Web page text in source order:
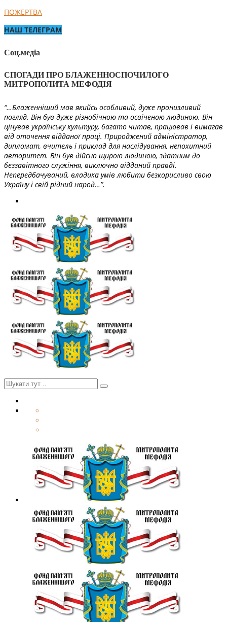
ПОЖЕРТВА
НАШ ТЕЛЕГРАМ
Соц.медіа
СПОГАДИ ПРО БЛАЖЕННОСПОЧИЛОГО
МИТРОПОЛИТА МЕФОДІЯ
“…Блаженніший мав якийсь особливий, дуже пронизливий
погляд. Він був дуже різнобічною та освіченою людиною. Він
цінував українську культуру, багато читав, працював і вимагав
від оточення відданої праці. Природжений адміністратор,
дипломат, вчитель і приклад для наслідування, непохитний
авторитет. Він був дійсно щирою людиною, здатним до
беззавітного служіння, виключно відданий правді.
Непередбачуваний, владика умів любити безкорисливо свою
Україну і свій рідний народ…”.